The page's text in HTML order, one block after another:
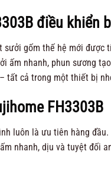
điều khiển
sưởi gốm thế hệ mới được
ấm nhanh, phun sương
tất cả trong một thiết bị
FH3303B
luôn là ưu tiên hàng
nhanh, dịu và tuyệt đối